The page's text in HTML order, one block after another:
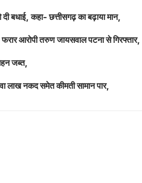
बधाई, कहा- छत्तीसगढ़ का बढ़ाया मान,
आरोपी तरुण जायसवाल पटना से गिरफ्तार,
जब्त,
लाख नकद समेत कीमती सामान पार,